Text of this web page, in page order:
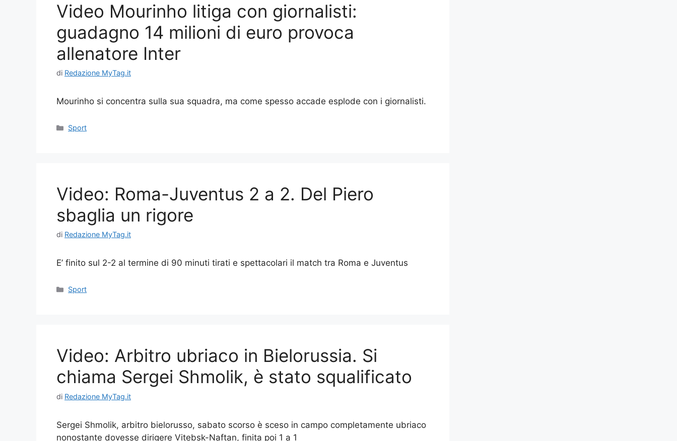
Video Mourinho litiga con giornalisti:
guadagno 14 milioni di euro provoca
allenatore Inter
di Redazione MyTag.it
Mourinho si concentra sulla sua squadra, ma come spesso accade esplode con i giornalisti.
Categorie
Sport
Video: Roma-Juventus 2 a 2. Del Piero
sbaglia un rigore
di Redazione MyTag.it
E’ finito sul 2-2 al termine di 90 minuti tirati e spettacolari il match tra Roma e Juventus
Categorie
Sport
Video: Arbitro ubriaco in Bielorussia. Si
chiama Sergei Shmolik, è stato squalificato
di Redazione MyTag.it
Sergei Shmolik, arbitro bielorusso, sabato scorso è sceso in campo completamente ubriaco
nonostante dovesse dirigere Vitebsk-Naftan, finita poi 1 a 1